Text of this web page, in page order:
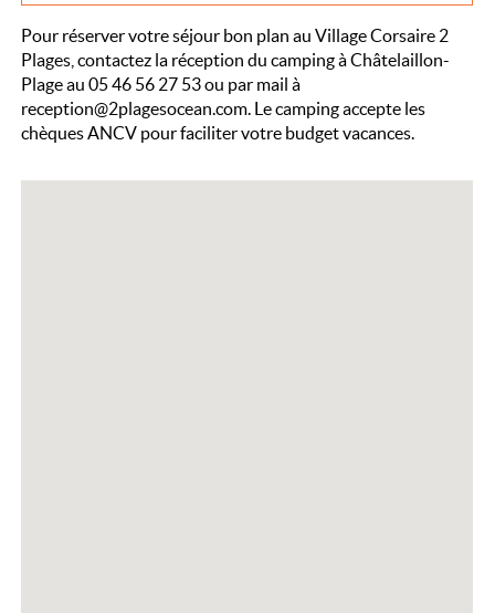
Pour réserver votre séjour bon plan au Village Corsaire 2
Plages, contactez la réception du camping à Châtelaillon-
Plage au 05 46 56 27 53 ou par mail à
reception@2plagesocean.com. Le camping accepte les
chèques ANCV pour faciliter votre budget vacances.